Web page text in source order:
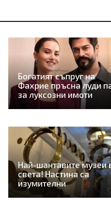
Богатият съпруг на
Фахрие пръсна луди
за луксозни имоти
Най-шантавите музеи
света! Настина са
изумителни